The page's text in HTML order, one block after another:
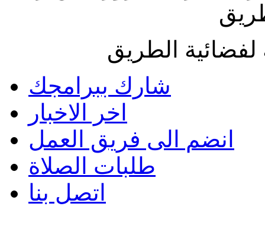
الطريق
شارك ببرامجك
اخر الاخبار
انضم الى فريق العمل
طلبات الصلاة
اتصل بنا